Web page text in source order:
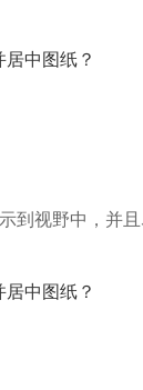
到视野中，并且